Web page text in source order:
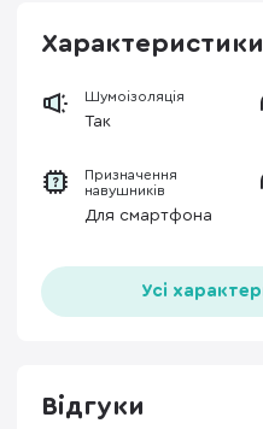
Характеристики
Шумоізоляція
Так
Призначення
навушників
Для смартфона
Усі
Відгуки